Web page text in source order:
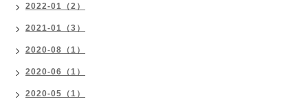
2022-01（2）
2021-01（3）
2020-08（1）
2020-06（1）
2020-05（1）